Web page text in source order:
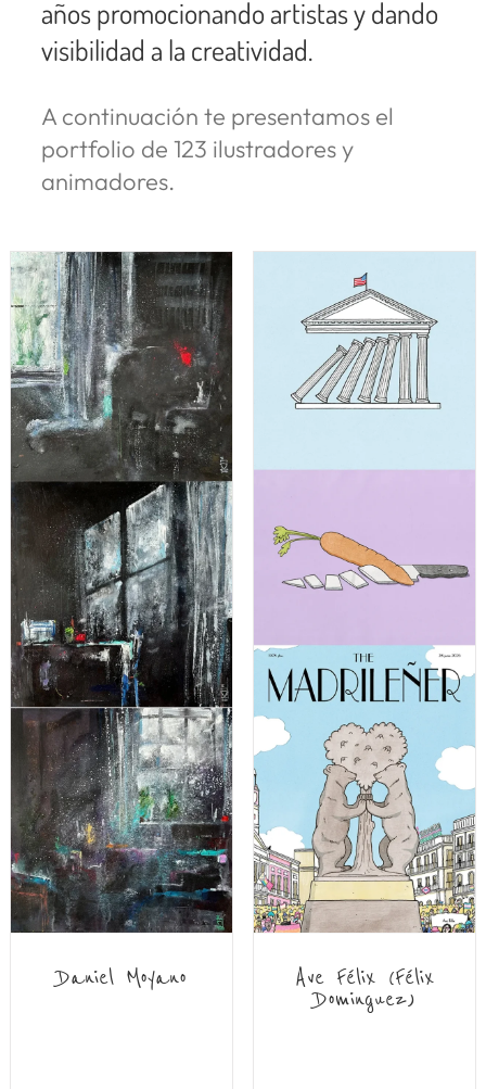
años promocionando artistas y dando
visibilidad a la creatividad.
A continuación te presentamos el
portfolio de 123 ilustradores y
animadores.
Daniel Moyano Ave Félix (Félix
Dominguez)